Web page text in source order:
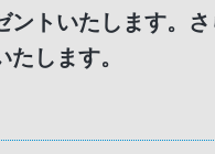
トいたします。
します。